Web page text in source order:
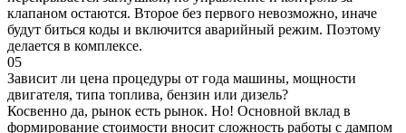
клапаном остаются. Второе без первого невозможно, иначе
будут биться коды и включится аварийный режим. Поэтому
делается в комплексе.
05
Зависит ли цена процедуры от года машины, мощности
двигателя, типа топлива, бензин или дизель?
Косвенно да, рынок есть рынок. Но! Основной вклад в
формирование стоимости вносит сложность работы с дампом